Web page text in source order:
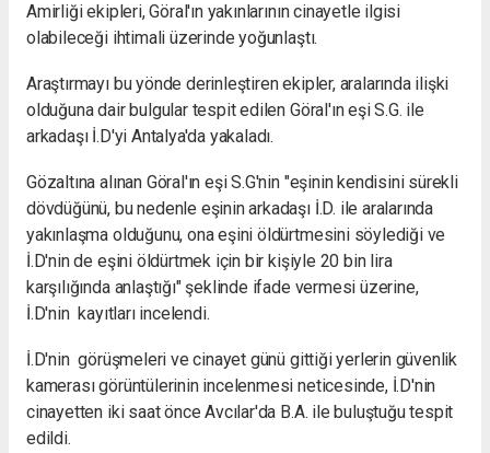
Amirliği ekipleri, Göral'ın yakınlarının cinayetle ilgisi
olabileceği ihtimali üzerinde yoğunlaştı.
Araştırmayı bu yönde derinleştiren ekipler, aralarında ilişki
olduğuna dair bulgular tespit edilen Göral'ın eşi S.G. ile
arkadaşı İ.D'yi Antalya'da yakaladı.
Gözaltına alınan Göral'ın eşi S.G'nin "eşinin kendisini sürekli
dövdüğünü, bu nedenle eşinin arkadaşı İ.D. ile aralarında
yakınlaşma olduğunu, ona eşini öldürtmesini söylediği ve
İ.D'nin de eşini öldürtmek için bir kişiyle 20 bin lira
karşılığında anlaştığı" şeklinde ifade vermesi üzerine,
İ.D'nin kayıtları incelendi.
İ.D'nin görüşmeleri ve cinayet günü gittiği yerlerin güvenlik
kamerası görüntülerinin incelenmesi neticesinde, İ.D'nin
cinayetten iki saat önceAvcılar'da B.A. ile buluştuğu tespit
edildi.